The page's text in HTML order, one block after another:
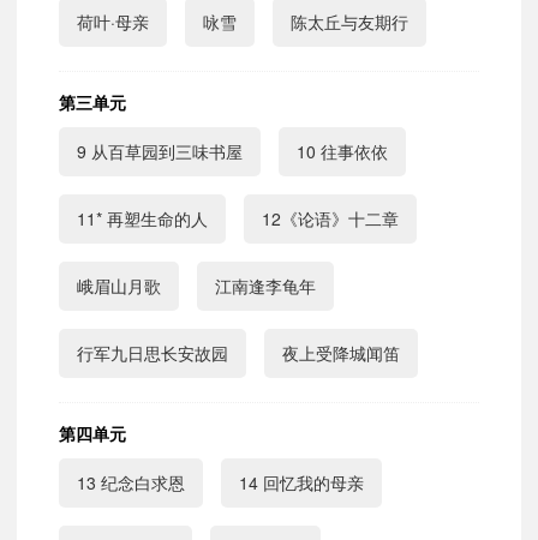
荷叶·母亲 咏雪 陈太丘与友期行
第三单元
9 从百草园到三味书屋 10 往事依依
11* 再塑生命的人 12《论语》十二章
峨眉山月歌 江南逢李龟年
行军九日思长安故园 夜上受降城闻笛
第四单元
13 纪念白求恩 14 回忆我的母亲